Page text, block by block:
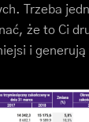
Trzeba
że to Ci
i generują